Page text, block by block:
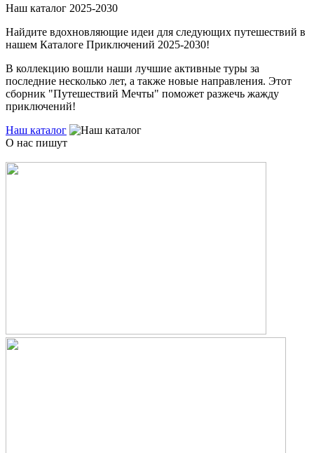
Наш каталог 2025-2030
Найдите вдохновляющие идеи для следующих путешествий в
нашем Каталоге Приключений 2025-2030!
В коллекцию вошли наши лучшие активные туры за
последние несколько лет, а также новые направления. Этот
сборник "Путешествий Мечты" поможет разжечь жажду
приключений!
Наш каталог
О нас пишут